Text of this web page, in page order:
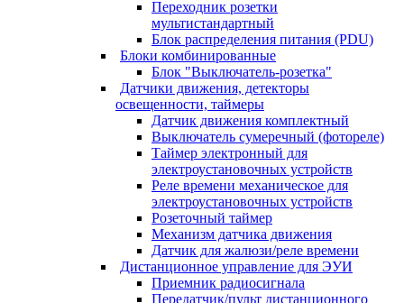
Переходник розетки
мультистандартный
Блок распределения питания (PDU)
Блоки комбинированные
Блок "Выключатель-розетка"
Датчики движения, детекторы
освещенности, таймеры
Датчик движения комплектный
Выключатель сумеречный (фотореле)
Таймер электронный для
электроустановочных устройств
Реле времени механическое для
электроустановочных устройств
Розеточный таймер
Механизм датчика движения
Датчик для жалюзи/реле времени
Дистанционное управление для ЭУИ
Приемник радиосигнала
Передатчик/пульт дистанционного